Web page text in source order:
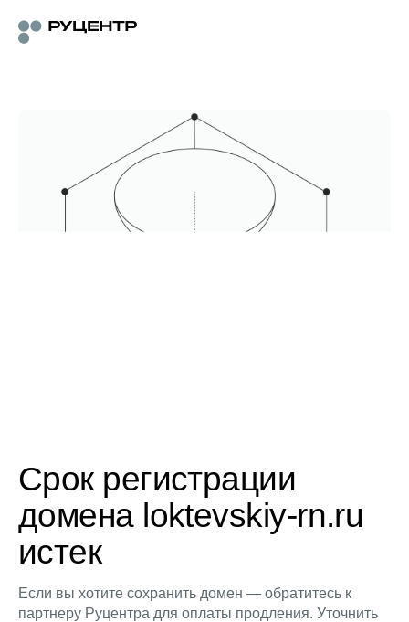
Срок регистрации
домена loktevskiy-rn.ru
истек
Если вы хотите сохранить домен — обратитесь к
партнеру Руцентра для оплаты продления. Уточнить